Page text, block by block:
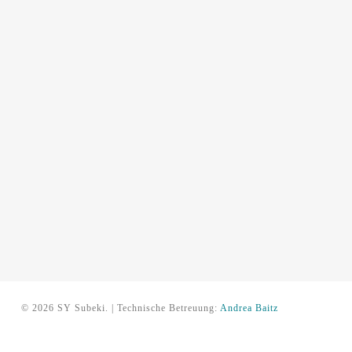
© 2026 SY Subeki. | Technische Betreuung: Andrea Baitz